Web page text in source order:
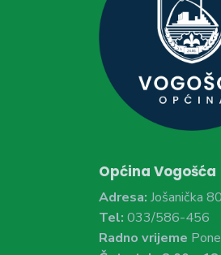
Općina Vogošća
Adresa: Jošanička
Tel: 033/586-456
Radno vrijeme